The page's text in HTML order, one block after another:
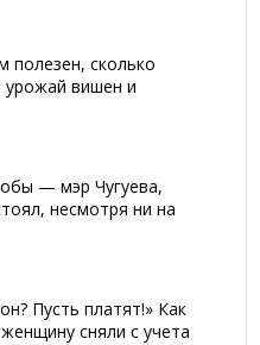
полезен, сколько
урожай вишен и
— мэр Чугуева,
несмотря ни на
Пусть платят!» Как
сняли с учета